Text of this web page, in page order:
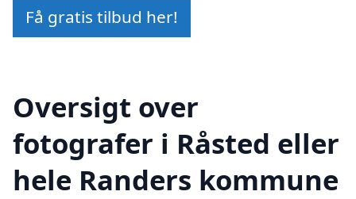
Få gratis tilbud her!
Oversigt over
fotografer i Råsted eller
hele Randers kommune